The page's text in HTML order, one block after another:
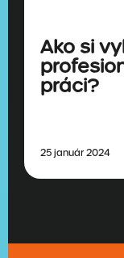
Ako si
práci?
25 január 2024